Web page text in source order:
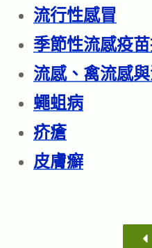
流行性感冒
季節性流感疫
流感、禽流感
蠅蛆病
疥瘡
皮膚癬